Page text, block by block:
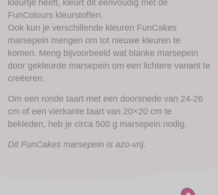
kleurtje heeft, kleurt dit eenvoudig met de
FunColours kleurstoffen.
Ook kun je verschillende kleuren FunCakes
marsepein mengen om tot nieuwe kleuren te
komen. Meng bijvoorbeeld wat blanke marsepein
door gekleurde marsepein om een lichtere variant te
creëeren.
Om een ronde taart met een doorsnede van 24-26
cm of een vierkante taart van 20×20 cm te
bekleden, heb je circa 500 g marsepein nodig.
Dit FunCakes marsepein is azo-vrij.